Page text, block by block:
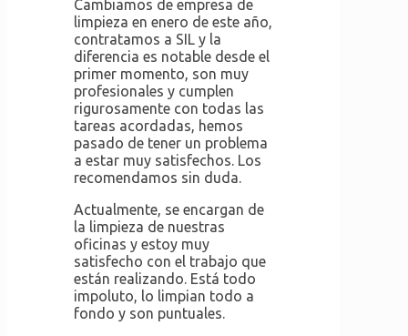
Cambiamos de empresa de
limpieza en enero de este año,
contratamos a SIL y la
diferencia es notable desde el
primer momento, son muy
profesionales y cumplen
rigurosamente con todas las
tareas acordadas, hemos
pasado de tener un problema
a estar muy satisfechos. Los
recomendamos sin duda.
Actualmente, se encargan de
la limpieza de nuestras
oficinas y estoy muy
satisfecho con el trabajo que
están realizando. Está todo
impoluto, lo limpian todo a
fondo y son puntuales.